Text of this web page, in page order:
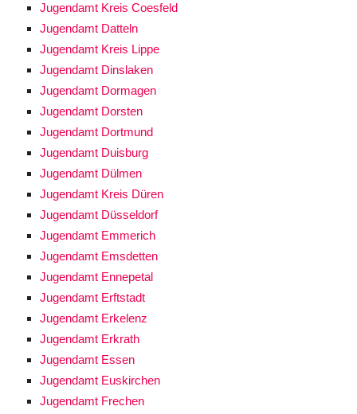
Jugendamt Kreis Coesfeld
Jugendamt Datteln
Jugendamt Kreis Lippe
Jugendamt Dinslaken
Jugendamt Dormagen
Jugendamt Dorsten
Jugendamt Dortmund
Jugendamt Duisburg
Jugendamt Dülmen
Jugendamt Kreis Düren
Jugendamt Düsseldorf
Jugendamt Emmerich
Jugendamt Emsdetten
Jugendamt Ennepetal
Jugendamt Erftstadt
Jugendamt Erkelenz
Jugendamt Erkrath
Jugendamt Essen
Jugendamt Euskirchen
Jugendamt Frechen